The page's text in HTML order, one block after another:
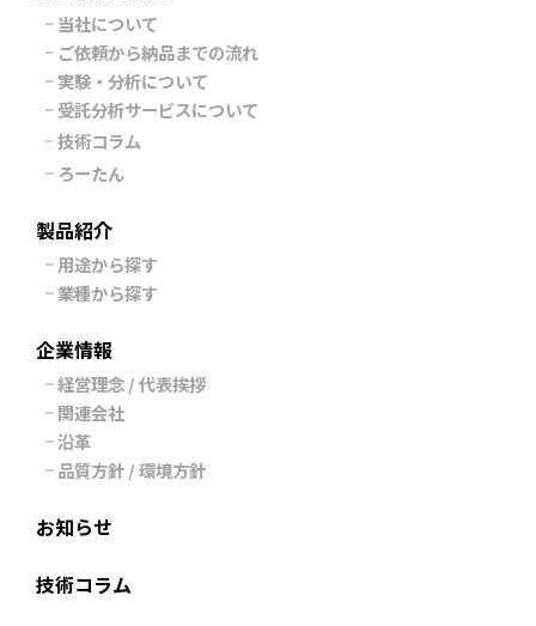
当社について
ご依頼から納品までの流れ
実験・分析について
受託分析サービスについて
技術コラム
ろーたん
製品紹介
用途から探す
業種から探す
企業情報
経営理念 / 代表挨拶
関連会社
沿革
品質方針 / 環境方針
お知らせ
技術コラム